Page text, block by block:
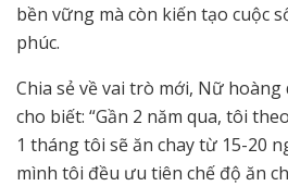
bền vững mà còn kiến tạo cuộc
phúc.
Chia sẻ về vai trò mới, Nữ
cho biết: “Gần 2 năm qua, tôi
1 tháng tôi sẽ ăn chay từ 15-20
mình tôi đều ưu tiên chế độ ăn